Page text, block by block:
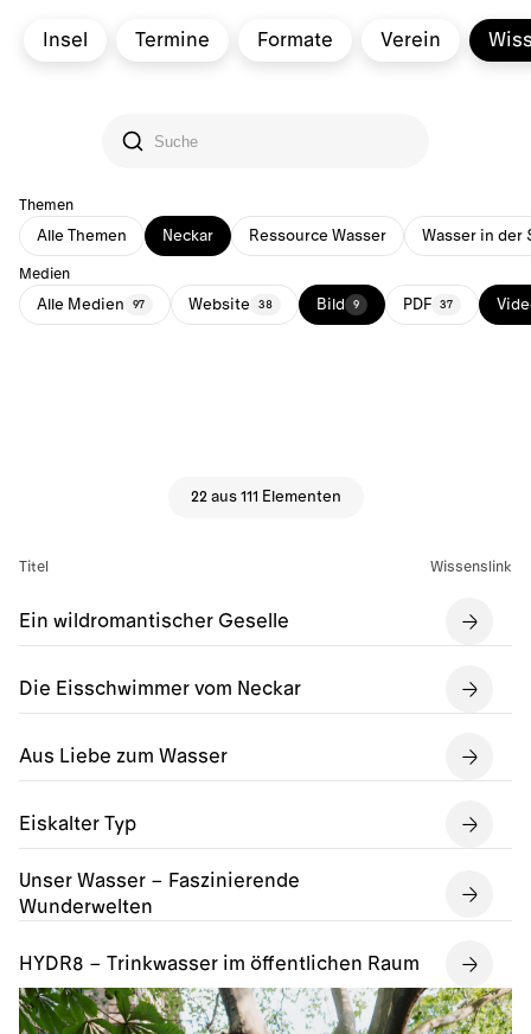
Insel Termine Formate Verein
Themen
Alle Themen Neckar Ressource Wasser Wasser in der
Medien
Alle Medien 97 Website 38 Bild 9 PDF 37
22 aus 111 Elementen
Titel Wissenslink
Ein wildromantischer Geselle
Die Eisschwimmer vom Neckar
Aus Liebe zum Wasser
Eiskalter Typ
Unser Wasser – Faszinierende
Wunderwelten
HYDR8 – Trinkwasser im öffentlichen Raum